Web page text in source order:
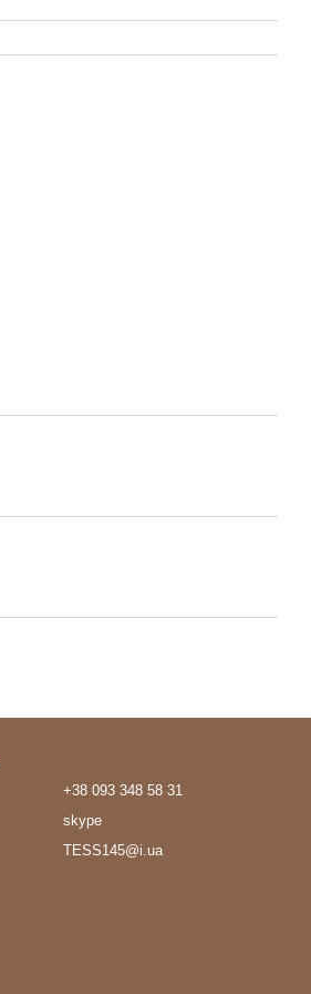
+38 093 348 58 31
skype
TESS145@i.ua